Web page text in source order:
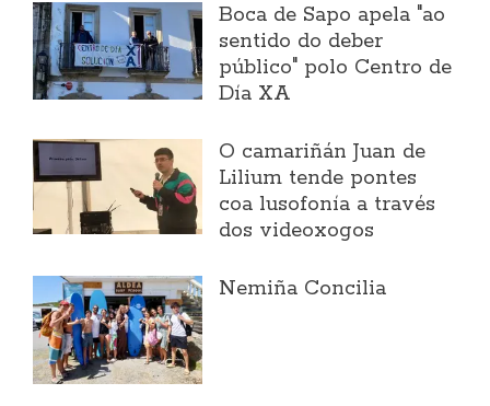
Boca de Sapo apela "ao
sentido do deber
público" polo Centro de
Día XA
O camariñán Juan de
Lilium tende pontes
coa lusofonía a través
dos videoxogos
Nemiña Concilia